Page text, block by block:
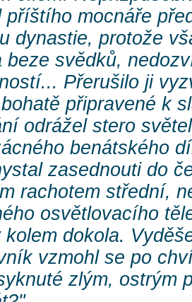
příštího mocnáře
dynastie, protože
beze svědků,
Přerušilo ji
připravené k
odrážel stero
benátského
zasednouti do
rachotem střední,
osvětlovacího
kolem dokola.
vzmohl se po
zlým, ostrým